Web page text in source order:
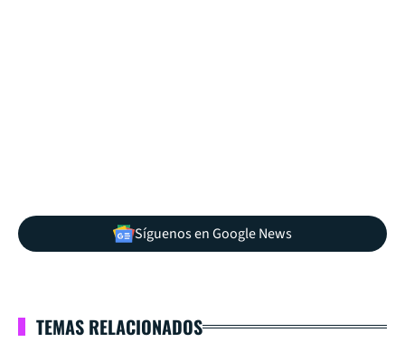
Síguenos en Google News
TEMAS RELACIONADOS